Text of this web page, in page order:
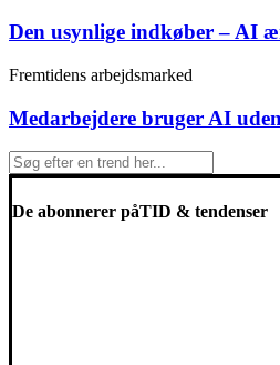
Den usynlige indkøber – AI
Fremtidens arbejdsmarked
Medarbejdere bruger AI
De abonnerer påTID & tendenser